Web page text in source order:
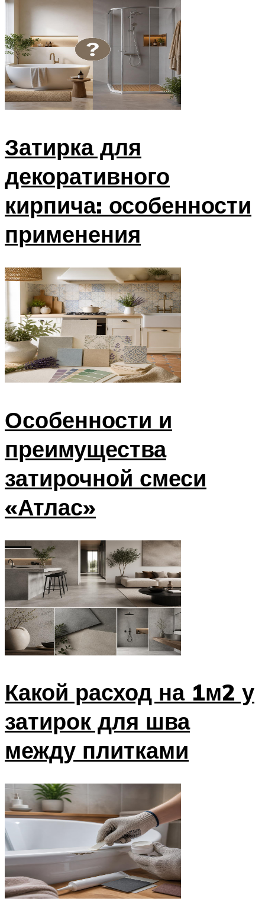
Затирка для
декоративного
кирпича: особенности
применения
Особенности и
преимущества
затирочной смеси
«Атлас»
Какой расход на 1м2 у
затирок для шва
между плитками